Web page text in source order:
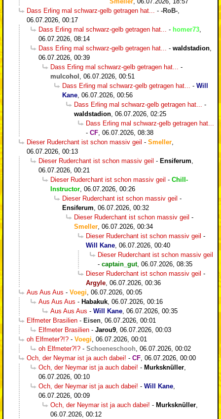
Dass Erling mal schwarz-gelb getragen hat...
- -RoB-
06.07.2026, 00:17
Dass Erling mal schwarz-gelb getragen hat...
- homer73
06.07.2026, 08:14
Dass Erling mal schwarz-gelb getragen hat...
- waldstadion
06.07.2026, 00:39
Dass Erling mal schwarz-gelb getragen hat...
-
mulcohol
06.07.2026, 00:51
Dass Erling mal schwarz-gelb getragen hat...
- Will
Kane 06.07.2026, 00:56
Dass Erling mal schwarz-gelb getragen hat...
-
waldstadion 06.07.2026, 02:25
Dass Erling mal schwarz-gelb getragen hat...
- CF 06.07.2026, 08:38
Dieser Ruderchant ist schon massiv geil - Smeller
06.07.2026, 00:13
Dieser Ruderchant ist schon massiv geil - Ensiferum
06.07.2026, 00:21
Dieser Ruderchant ist schon massiv geil - Chill-
Instructor 06.07.2026, 00:26
Dieser Ruderchant ist schon massiv geil -
Ensiferum 06.07.2026, 00:32
Dieser Ruderchant ist schon massiv geil -
Smeller 06.07.2026, 00:34
Dieser Ruderchant ist schon massiv geil -
Will Kane 06.07.2026, 00:40
Dieser Ruderchant ist schon massiv geil
- captain_gut, 06.07.2026, 08:35
Dieser Ruderchant ist schon massiv geil -
Argyle 06.07.2026, 00:36
Aus Aus Aus - Voegi 06.07.2026, 00:05
Aus Aus Aus - Habakuk 06.07.2026, 00:16
Aus Aus Aus - Will Kane 06.07.2026, 00:35
Elfmeter Brasilien - Eisen 06.07.2026, 00:01
Elfmeter Brasilien - Jarou9 06.07.2026, 00:03
oh Elfmeter?!? - Voegi 06.07.2026, 00:01
oh Elfmeter?!? - Schoeneschooh 06.07.2026, 00:02
Och, der Neymar ist ja auch dabei! - CF 06.07.2026, 00:00
Och, der Neymar ist ja auch dabei! - Murksknüller
06.07.2026, 00:10
Och, der Neymar ist ja auch dabei! - Will Kane
06.07.2026, 00:09
Och, der Neymar ist ja auch dabei! - Murksknüller
06.07.2026, 00:12